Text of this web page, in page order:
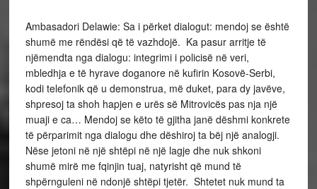
Ambasadori Delawie: Sa i përket dialogut: mendoj se është
shumë me rëndësi që të vazhdojë. Ka pasur arritje të
njëmendta nga dialogu: integrimi i policisë në veri,
mbledhja e të hyrave doganore në kufirin Kosovë-Serbi,
kodi telefonik që u demonstrua, më duket, para dy javëve,
shpresoj ta shoh hapjen e urës së Mitrovicës pas nja një
muaji e ca… Mendoj se këto të gjitha janë dëshmi konkrete
të përparimit nga dialogu dhe dëshiroj ta bëj një analogji.
Nëse jetoni në një shtëpi në një lagje dhe nuk shkoni
shumë mirë me fqinjin tuaj, natyrisht që mund të
shpërnguleni në ndonjë shtëpi tjetër. Shtetet nuk mund ta